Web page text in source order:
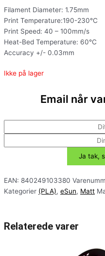
Filament Diameter: 1.75mm
Print Temperature:190-230°C
Print Speed: 40 – 100mm/s
Heat-Bed Temperature: 60°C
Accuracy +/- 0.03mm
Ikke på lager
Email når
EAN: 840249103380
Kategorier (PLA), eSun, Matt
Relaterede varer